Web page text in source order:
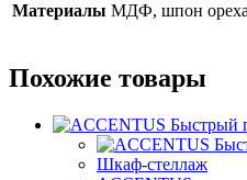
Материалы МДФ, шпон ореха
Похожие товары
Быстрый
Шкаф-стеллаж